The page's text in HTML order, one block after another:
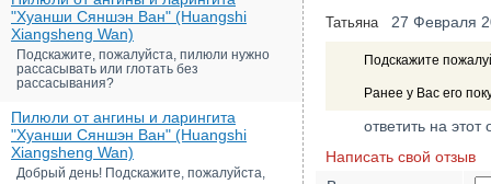
"Хуанши Сяншэн Ван" (Huangshi
Xiangsheng Wan)
Подскажите, пожалуйста, пилюли нужно
рассасывать или глотать без
рассасывания?
Пилюли от ангины и ларингита
"Хуанши Сяншэн Ван" (Huangshi
Xiangsheng Wan)
Добрый день! Подскажите, пожалуйста,
Татьяна 27 Февраля
Подскажите
Ранее у Вас его
ответить на этот
Написать свой отзыв